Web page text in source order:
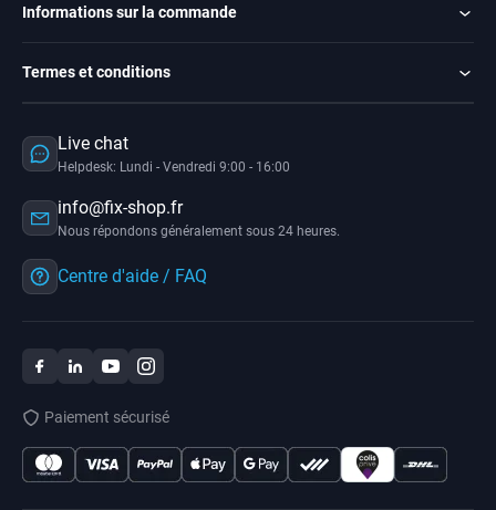
Informations sur la commande
Termes et conditions
Live chat
Helpdesk: Lundi - Vendredi 9:00 - 16:00
info@fix-shop.fr
Nous répondons généralement sous 24 heures.
Centre d'aide / FAQ
Paiement sécurisé